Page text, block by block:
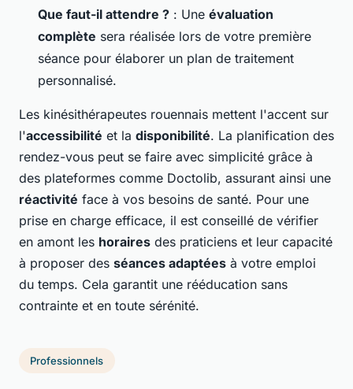
Que faut-il attendre ? : Une évaluation
complète sera réalisée lors de votre première
séance pour élaborer un plan de traitement
personnalisé.
Les kinésithérapeutes rouennais mettent l'accent sur
l'accessibilité et la disponibilité. La planification des
rendez-vous peut se faire avec simplicité grâce à
des plateformes comme Doctolib, assurant ainsi une
réactivité face à vos besoins de santé. Pour une
prise en charge efficace, il est conseillé de vérifier
en amont les horaires des praticiens et leur capacité
à proposer des séances adaptées à votre emploi
du temps. Cela garantit une rééducation sans
contrainte et en toute sérénité.
Professionnels